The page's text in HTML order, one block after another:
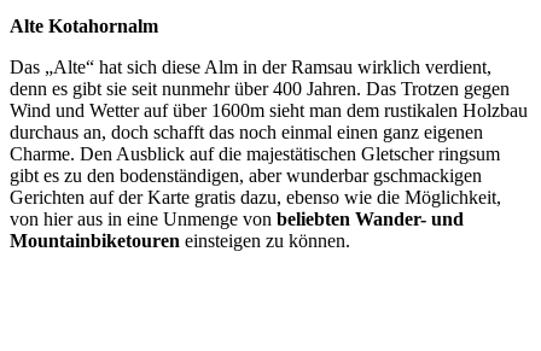
Alte Kotahornalm
Das „Alte“ hat sich diese Alm in der Ramsau wirklich verdient,
denn es gibt sie seit nunmehr über 400 Jahren. Das Trotzen gegen
Wind und Wetter auf über 1600m sieht man dem rustikalen Holzbau
durchaus an, doch schafft das noch einmal einen ganz eigenen
Charme. Den Ausblick auf die majestätischen Gletscher ringsum
gibt es zu den bodenständigen, aber wunderbar gschmackigen
Gerichten auf der Karte gratis dazu, ebenso wie die Möglichkeit,
von hier aus in eine Unmenge von beliebten Wander- und
Mountainbiketouren einsteigen zu können.